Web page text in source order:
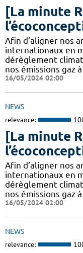
[La minute
Afin d’aligner nos
internationaux en
dérèglement
nos émissions gaz
16/05/2024 02:00
NEWS
relevance:
[La minute
Afin d’aligner nos
internationaux en
dérèglement
nos émissions gaz
16/05/2024 02:00
NEWS
relevance: